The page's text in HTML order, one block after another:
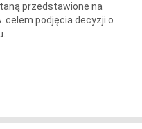
przedstawione na
celem podjęcia decyzji o